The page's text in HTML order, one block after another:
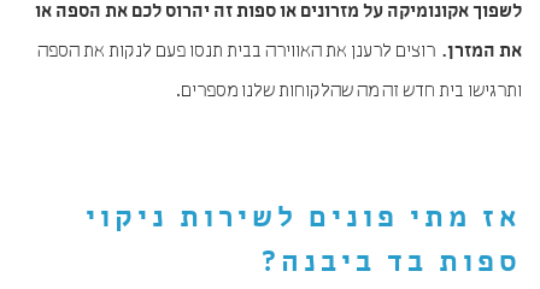
לשפוך אקונומיקה על מזרונים או ספות זה יהרוס לכם את הספה או
את המזרן. רוצים לרענן את האווירה בבית תנסו פעם לנקות את הספה
ותרגישו בית חדש זה מה שהלקוחות שלנו מספרים.
אז מתי פונים לשירות ניקוי
ספות בד ביבנה ?